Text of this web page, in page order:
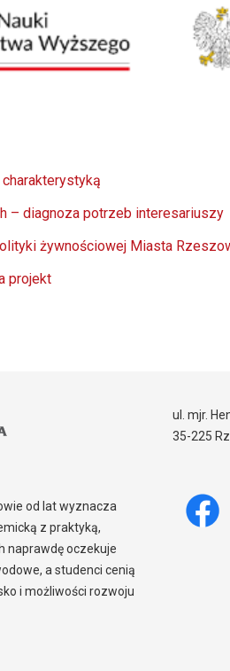
– diagnoza potrzeb interesariuszy
żywnościowej Miasta
projekt
od lat wyznacza
z praktyką,
naprawdę oczekuje
a studenci cenią
i możliwości rozwoju
ul. mjr.
35-225